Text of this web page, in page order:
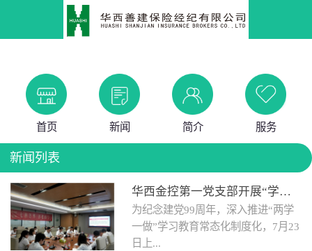
首页 新闻 简介 服务
新闻列表
华西金控第一党支部开展“学党史 知党情 做合格党员”主题教育工作会
为纪念建党99周年，深入推进“两学
一做”学习教育常态化制度化，7月23
日上...